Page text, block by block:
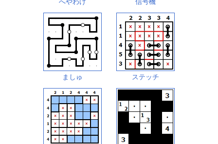
へやわけ 信号機
ましゅ ステッチ